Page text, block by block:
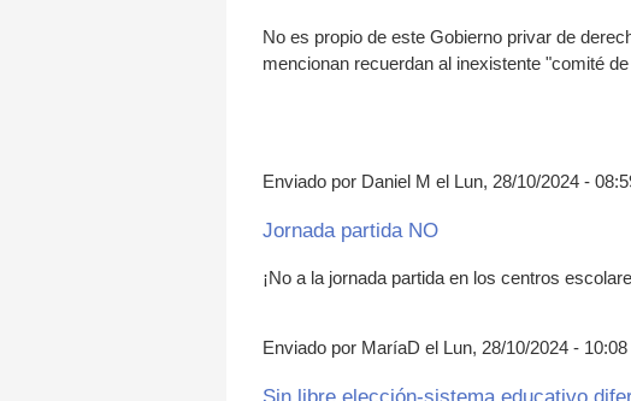
No es propio de este Gobierno privar de
mencionan recuerdan al inexistente "comité
Enviado por Daniel M el Lun, 28/10/2024 -
Jornada partida NO
¡No a la jornada partida en los centros
Enviado por MaríaD el Lun, 28/10/2024 - 10:08